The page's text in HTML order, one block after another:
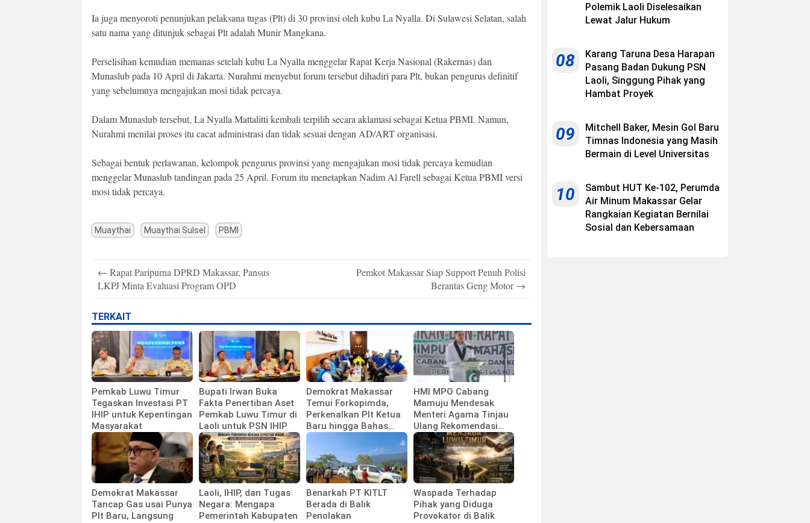
Ia juga menyoroti penunjukan pelaksana tugas (Plt) di 30 provinsi oleh kubu La Nyalla. Di Sulawesi Selatan, salah
satu nama yang ditunjuk sebagai Plt adalah Munir Mangkana.
Perselisihan kemudian memanas setelah kubu La Nyalla menggelar Rapat Kerja Nasional (Rakernas) dan
Munaslub pada 10 April di Jakarta. Nurahmi menyebut forum tersebut dihadiri para Plt, bukan pengurus definitif
yang sebelumnya mengajukan mosi tidak percaya.
Dalam Munaslub tersebut, La Nyalla Mattalitti kembali terpilih secara aklamasi sebagai Ketua PBMI. Namun,
Nurahmi menilai proses itu cacat administrasi dan tidak sesuai dengan AD/ART organisasi.
Sebagai bentuk perlawanan, kelompok pengurus provinsi yang mengajukan mosi tidak percaya kemudian
menggelar Munaslub tandingan pada 25 April. Forum itu menetapkan Nadim Al Farell sebagai Ketua PBMI versi
mosi tidak percaya.
Muaythai Muaythai Sulsel PBMI
navigation
← Rapat Paripurna DPRD Makassar, Pansus
LKPJ Minta Evaluasi Program OPD
Pemkot Makassar Siap Support Penuh Polisi
Berantas Geng Motor→
TERKAIT
Pemkab Luwu Timur
Tegaskan Investasi PT
IHIP untuk Kepentingan
Masyarakat
Bupati Irwan Buka
Fakta Penertiban Aset
Pemkab Luwu Timur di
Laoli untuk PSN IHIP
Demokrat Makassar
Temui Forkopimda,
Perkenalkan Plt Ketua
Baru hingga Bahas
Agenda HUT Partai
HMI MPO Cabang
Mamuju Mendesak
Menteri Agama Tinjau
Ulang Rekomendasi
Calon Kepala Kemenag
Polewali Mandar
Demokrat Makassar
Tancap Gas usai Punya
Plt Baru, Langsung
Laoli, IHIP, dan Tugas
Negara: Mengapa
Pemerintah Kabupaten
Benarkah PT KITLT
Berada di Balik
Penolakan
Waspada Terhadap
Pihak yang Diduga
Provokator di Balik
Polemik Laoli Diselesaikan
Lewat Jalur Hukum
08
Karang Taruna Desa Harapan
Pasang Badan Dukung PSN
Laoli, Singgung Pihak yang
Hambat Proyek
09
Mitchell Baker, Mesin Gol Baru
Timnas Indonesia yang Masih
Bermain di Level Universitas
10
Sambut HUT Ke-102, Perumda
Air Minum Makassar Gelar
Rangkaian Kegiatan Bernilai
Sosial dan Kebersamaan